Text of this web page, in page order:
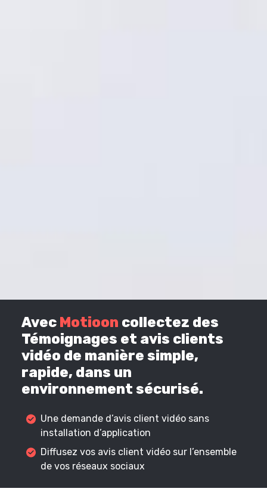
Avec Motioon collectez des
Témoignages et avis clients
vidéo de manière simple,
rapide, dans un
environnement sécurisé.
Une demande d’avis client vidéo sans
installation d’application
Diffusez vos avis client vidéo sur l’ensemble
de vos réseaux sociaux